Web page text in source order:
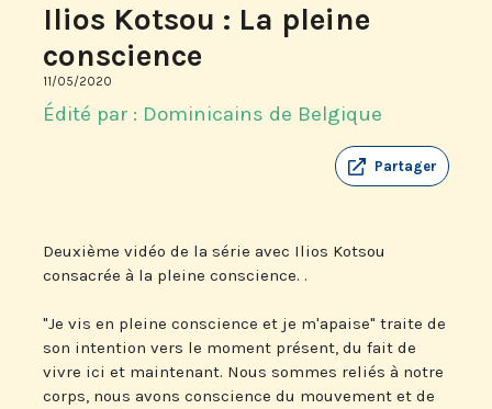
Ilios Kotsou : La pleine
conscience
11/05/2020
Édité par : Dominicains de Belgique
Partager
Deuxième vidéo de la série avec Ilios Kotsou
consacrée à la pleine conscience. .
"Je vis en pleine conscience et je m'apaise" traite de
son intention vers le moment présent, du fait de
vivre ici et maintenant. Nous sommes reliés à notre
corps, nous avons conscience du mouvement et de